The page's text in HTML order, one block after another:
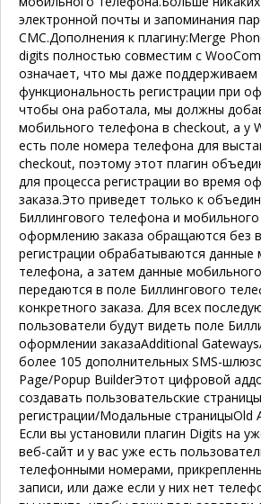
электронной почты и запоминания
СМС.Дополнения к плагину:Merge
digits полностью совместим с
означает, что мы даже поддерживаем
функциональность регистрации при
чтобы она работала, мы должны
мобильного телефона в checkout, а у
есть поле номера телефона для
checkout, поэтому этот плагин
для процесса регистрации во время
заказа.Это приведет только к
Биллингового телефона и
оформлению заказа обращаются без
регистрации обрабатываются данные
телефона, а затем данные
передаются в поле Биллингового
конкретного заказа. Для всех
пользователи будут видеть поле
оформлении заказаAdditional Gateways
более 105 дополнительных SMS-
Page/Popup BuilderЭтот цифровой
создавать пользовательские
регистрации/Модальные страницыOld
Если вы установили плагин Digits на
веб-сайт и у вас уже есть
телефонными номерами,
записи, или даже если у них нет